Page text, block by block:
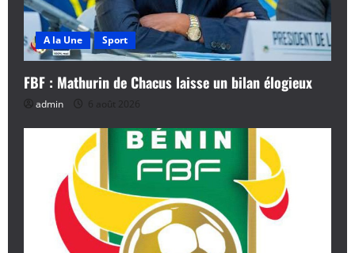
A la Une Sport
FBF : Mathurin de Chacus laisse un bilan élogieux
admin 6 août 2026